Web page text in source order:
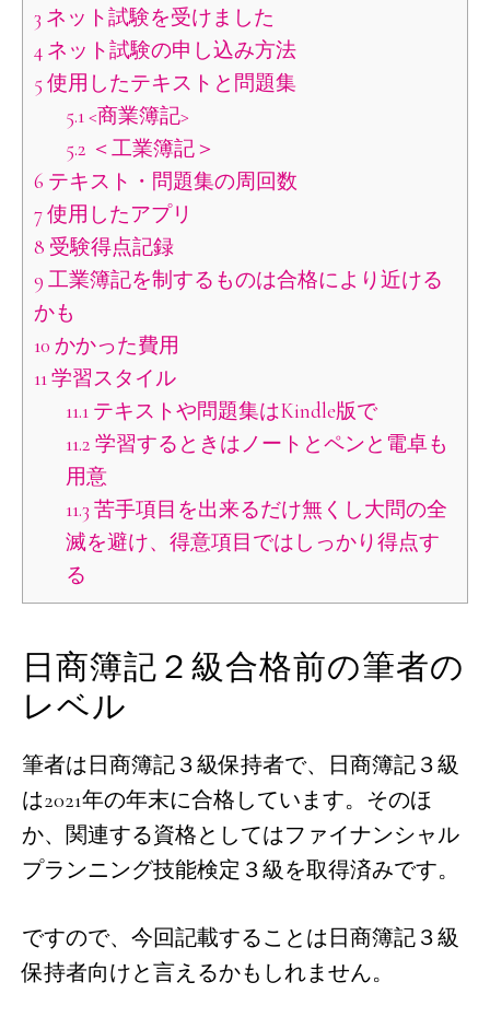
3 ネット試験を受けました
4 ネット試験の申し込み方法
5 使用したテキストと問題集
5.1<商業簿記>
5.2 ＜工業簿記＞
6 テキスト・問題集の周回数
7使用したアプリ
8 受験得点記録
9 工業簿記を制するものは合格により近ける
かも
10 かかった費用
11学習スタイル
11.1テキストや問題集はKindle版で
11.2 学習するときはノートとペンと電卓も
用意
11.3 苦手項目を出来るだけ無くし大問の全
滅を避け、得意項目ではしっかり得点す
る
日商簿記２級合格前の筆者の
レベル
筆者は日商簿記３級保持者で、日商簿記３級
は2021年の年末に合格しています。そのほ
か、関連する資格としてはファイナンシャル
プランニング技能検定３級を取得済みです。
ですので、今回記載することは日商簿記３級
保持者向けと言えるかもしれません。